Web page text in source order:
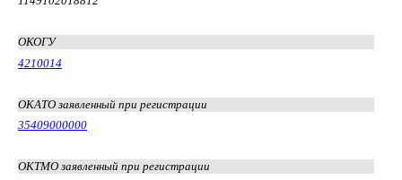
ОКОГУ
4210014
ОКАТО заявленный при регистрации
35409000000
ОКТМО заявленный при регистрации